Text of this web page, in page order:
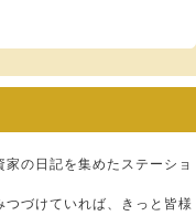
の日記を集めたステーショ
づけていれば、きっと皆様